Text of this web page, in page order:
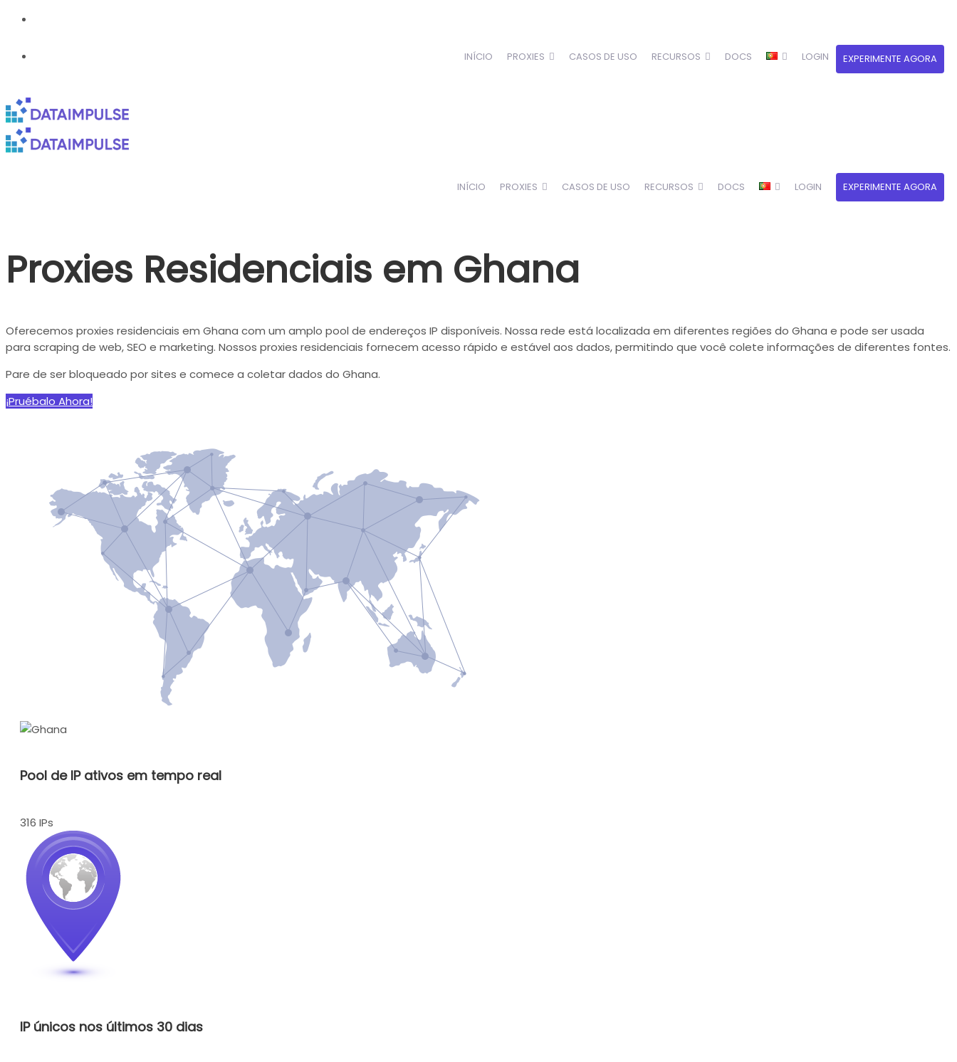
INÍCIO PROXIES CASOS DE USO RECURSOS DOCS LOGIN EXPERIMENTE AGORA
INÍCIO PROXIES CASOS DE USO RECURSOS DOCS LOGIN EXPERIMENTE AGORA
Proxies Residenciais em Ghana
Oferecemos proxies residenciais em Ghana com um amplo pool de endereços IP disponíveis. Nossa rede está localizada em diferentes regiões do Ghana e pode ser usada
para scraping de web, SEO e marketing. Nossos proxies residenciais fornecem acesso rápido e estável aos dados, permitindo que você colete informações de diferentes fontes.
Pare de ser bloqueado por sites e comece a coletar dados do Ghana.
¡Pruébalo Ahora!
Pool de IP ativos em tempo real
316 IPs
IP únicos nos últimos 30 dias